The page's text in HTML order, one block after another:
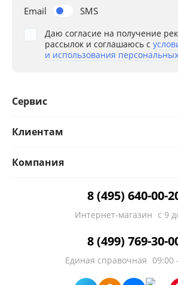
Email SMS
Даю согласие на получение
рассылок и соглашаюсь с
и использования
Сервис
Клиентам
Компания
8 (495) 640-00-
Интернет-магазин с 9
8 (499) 769-30-
Единая справочная 09:00